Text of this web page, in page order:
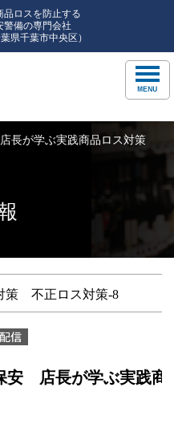
品ロスを防止する
警備の専門会社
県千葉市中央区）
店長が学ぶ実践商品ロス対策
策 不正ロス対策-8
安 店長が学ぶ実践商